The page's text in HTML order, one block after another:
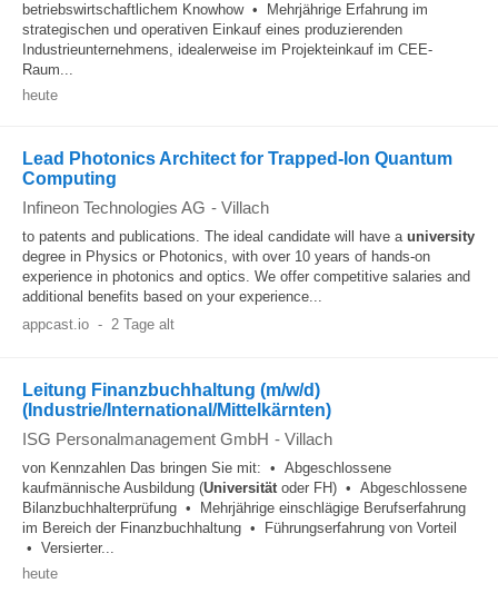
betriebswirtschaftlichem Knowhow • Mehrjährige Erfahrung im
strategischen und operativen Einkauf eines produzierenden
Industrieunternehmens, idealerweise im Projekteinkauf im CEE-
Raum...
heute
Lead Photonics Architect for Trapped-Ion Quantum
Computing
Infineon Technologies AG - Villach
to patents and publications. The ideal candidate will have a university
degree in Physics or Photonics, with over 10 years of hands-on
experience in photonics and optics. We offer competitive salaries and
additional benefits based on your experience...
appcast.io - 2 Tage alt
Leitung Finanzbuchhaltung (m/w/d)
(Industrie/International/Mittelkärnten)
ISG Personalmanagement GmbH - Villach
von Kennzahlen Das bringen Sie mit: • Abgeschlossene
kaufmännische Ausbildung (Universitätoder FH) • Abgeschlossene
Bilanzbuchhalterprüfung • Mehrjährige einschlägige Berufserfahrung
im Bereich der Finanzbuchhaltung • Führungserfahrung von Vorteil
• Versierter...
heute